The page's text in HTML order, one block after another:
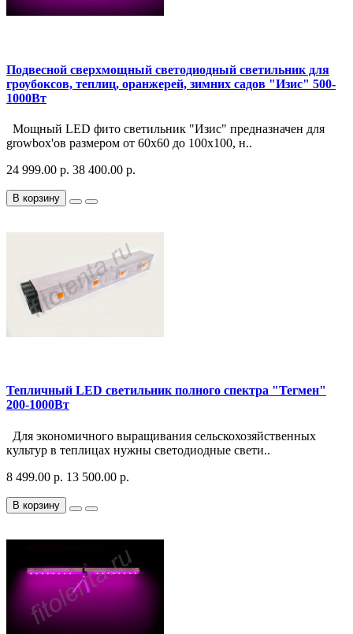
Подвесной сверхмощный светодиодный светильник для
гроубоксов, теплиц, оранжерей, зимних садов "Изис" 500-
1000Вт
Мощный LED фито светильник "Изис" предназначен для
growbox'ов размером от 60х60 до 100х100, н..
24 999.00 р. 38 400.00 р.
В корзину
Тепличный LED светильник полного спектра "Тегмен"
200-1000Вт
Для экономичного выращивания сельскохозяйственных
культур в теплицах нужны светодиодные свети..
8 499.00 р. 13 500.00 р.
В корзину